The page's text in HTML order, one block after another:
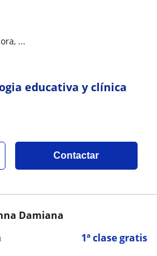
...
educativa y clínica
Contactar
1ª clase gratis
Damiana